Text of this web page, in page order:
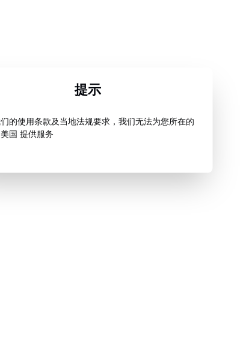
提示
的使用条款及当地法规要求，我们无法为您所在的
国 提供服务